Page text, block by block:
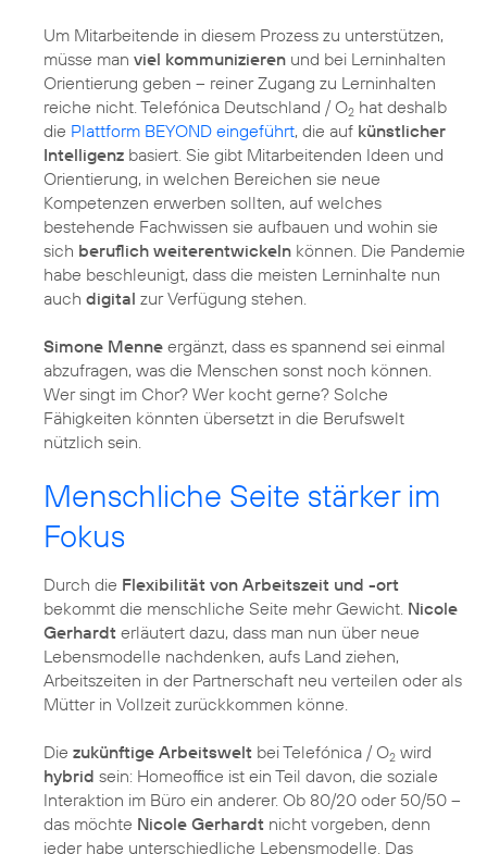
Um Mitarbeitende in diesem Prozess zu unterstützen,
müsse man viel kommunizieren und bei Lerninhalten
Orientierung geben – reiner Zugang zu Lerninhalten
reiche nicht. Telefónica Deutschland / O2 hat deshalb
die Plattform BEYOND eingeführt, die auf künstlicher
Intelligenz basiert. Sie gibt Mitarbeitenden Ideen und
Orientierung, in welchen Bereichen sie neue
Kompetenzen erwerben sollten, auf welches
bestehende Fachwissen sie aufbauen und wohin sie
sich beruflich weiterentwickeln können. Die Pandemie
habe beschleunigt, dass die meisten Lerninhalte nun
auch digital zur Verfügung stehen.
Simone Menne ergänzt, dass es spannend sei einmal
abzufragen, was die Menschen sonst noch können.
Wer singt im Chor? Wer kocht gerne? Solche
Fähigkeiten könnten übersetzt in die Berufswelt
nützlich sein.
Menschliche Seite stärker im
Fokus
Durch die Flexibilität von Arbeitszeit und -ort
bekommt die menschliche Seite mehr Gewicht. Nicole
Gerhardt erläutert dazu, dass man nun über neue
Lebensmodelle nachdenken, aufs Land ziehen,
Arbeitszeiten in der Partnerschaft neu verteilen oder als
Mütter in Vollzeit zurückkommen könne.
Die zukünftige Arbeitswelt bei Telefónica / O2 wird
hybrid sein: Homeoffice ist ein Teil davon, die soziale
Interaktion im Büro ein anderer. Ob 80/20 oder 50/50 –
das möchte Nicole Gerhardt nicht vorgeben, denn
jeder habe unterschiedliche Lebensmodelle. Das